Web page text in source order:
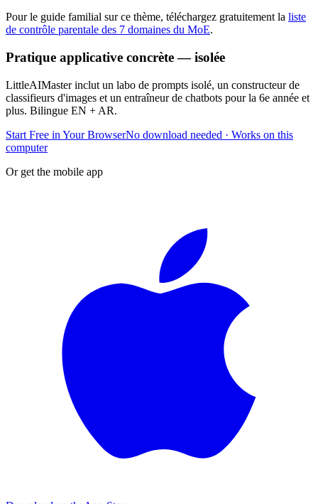
Pour le guide familial sur ce thème, téléchargez gratuitement la liste
de contrôle parentale des 7 domaines du MoE.
Pratique applicative concrète — isolée
LittleAIMaster inclut un labo de prompts isolé, un constructeur de
classifieurs d'images et un entraîneur de chatbots pour la 6e année et
plus. Bilingue EN + AR.
Start Free in Your BrowserNo download needed · Works on this
computer
Or get the mobile app